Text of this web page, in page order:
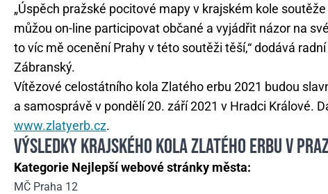
„Úspěch pražské pocitové mapy v krajském kole
můžou on-line participovat občané a vyjádřit názor na
to víc mě ocenění Prahy v této soutěži těší,“ dodává
Zábranský.
Vítězové celostátního kola Zlatého erbu 2021 budou
a samosprávě v pondělí 20. září 2021 v Hradci Králové.
www.zlatyerb.cz.
VÝSLEDKY KRAJSKÉHO KOLA ZLATÉHO ERBU V
Kategorie Nejlepší webové stránky města:
MČ Praha 12